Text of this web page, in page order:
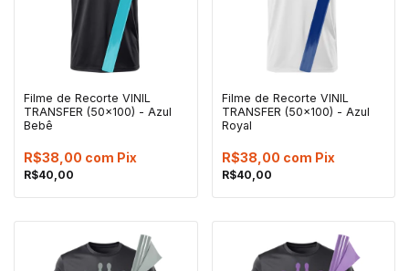
Filme de Recorte VINIL
TRANSFER (50x100) - Azul
Bebê
R$40,00
R$38,00 com Pix
Filme de Recorte VINIL
TRANSFER (50x100) - Azul
Royal
R$40,00
R$38,00 com Pix